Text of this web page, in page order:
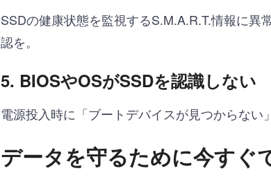
SSDの健康状態を監視するS.M.A.R.T.情報に
認を。
5. BIOSやOSがSSDを認識しない
電源投入時に「ブートデバイスが見つからな
データを守るために今すぐ